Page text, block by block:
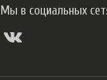
Мы в социальных